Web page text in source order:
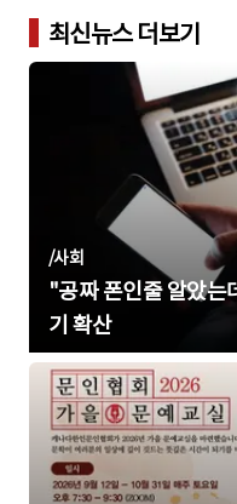
최신뉴스 더보기
/사회
"공짜 폰인줄 알았
기 확산